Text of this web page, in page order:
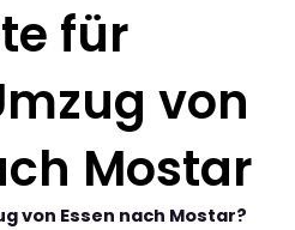
für
von
Mostar
von Essen nach Mostar?